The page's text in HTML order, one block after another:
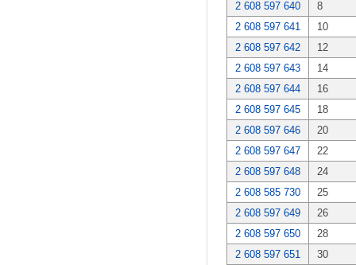
2 608 597 640
8
2 608 597 641
10
2 608 597 642
12
2 608 597 643
14
2 608 597 644
16
2 608 597 645
18
2 608 597 646
20
2 608 597 647
22
2 608 597 648
24
2 608 585 730
25
2 608 597 649
26
2 608 597 650
28
2 608 597 651
30